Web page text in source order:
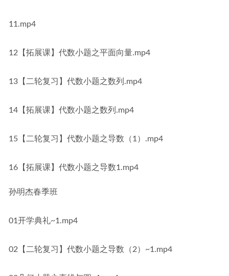
11.mp4
12【拓展课】代数小题之平面向量.mp4
13【二轮复习】代数小题之数列.mp4
14【拓展课】代数小题之数列.mp4
15【二轮复习】代数小题之导数（1）.mp4
16【拓展课】代数小题之导数1.mp4
孙明杰春季班
01开学典礼~1.mp4
02【二轮复习】代数小题之导数（2）~1.mp4